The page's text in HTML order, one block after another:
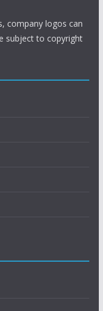
company logos can
subject to copyright